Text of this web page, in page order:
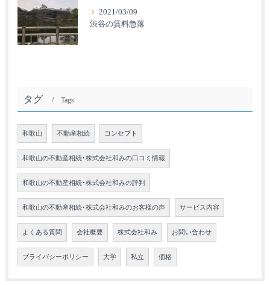
2021/03/09
渋谷の賃料急落
タグ Tags
和歌山 不動産相続 コンセプト
和歌山の不動産相続･株式会社和みの口コミ情報
和歌山の不動産相続･株式会社和みの評判
和歌山の不動産相続･株式会社和みのお客様の声 サービス内容
よくある質問 会社概要 株式会社和み お問い合わせ
プライバシーポリシー 大学 私立 価格